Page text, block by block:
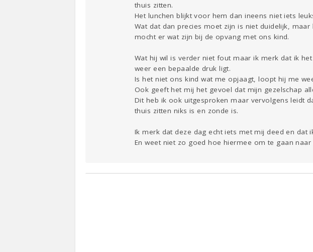
thuis zitten.
Het lunchen blijkt voor hem dan ineens niet iets
Wat dat dan precies moet zijn is niet duidelijk,
mocht er wat zijn bij de opvang met ons kind.
Wat hij wil is verder niet fout maar ik merk dat ik
weer een bepaalde druk ligt.
Is het niet ons kind wat me opjaagt, loopt hij me
Ook geeft het mij het gevoel dat mijn gezelschap
Dit heb ik ook uitgesproken maar vervolgens leidt
thuis zitten niks is en zonde is.
Ik merk dat deze dag echt iets met mij deed en dat
En weet niet zo goed hoe hiermee om te gaan